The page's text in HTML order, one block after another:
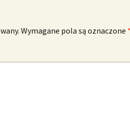
Wymagane pola są oznaczone